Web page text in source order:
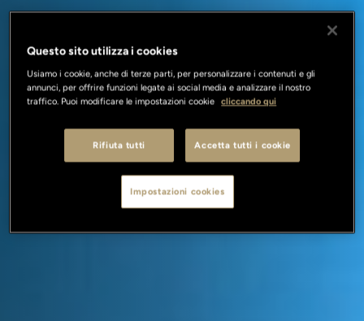
Questo sito utilizza i cookies
Usiamo i cookie, anche di terze parti, per personalizzare i contenuti e gli
annunci, per offrire funzioni legate ai social media e analizzare il nostro
traffico. Puoi modificare le impostazioni cookie cliccando qui
Rifiuta tutti Accetta tutti i cookie
Impostazioni cookies